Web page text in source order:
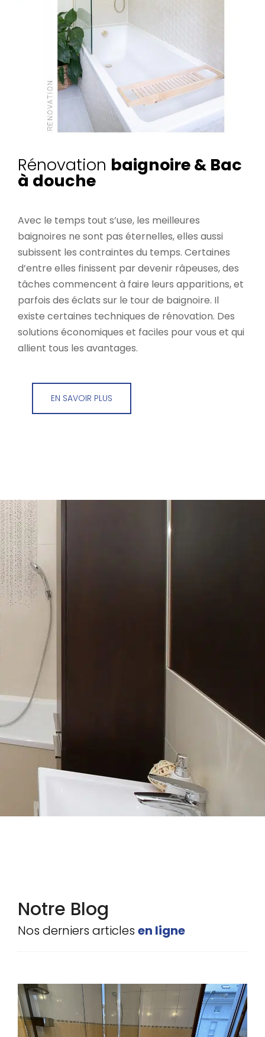
Rénovation baignoire & Bac
à douche
Avec le temps tout s’use, les meilleures
baignoires ne sont pas éternelles, elles aussi
subissent les contraintes du temps. Certaines
d’entre elles finissent par devenir râpeuses, des
tâches commencent à faire leurs apparitions, et
parfois des éclats sur le tour de baignoire. Il
existe certaines techniques de rénovation. Des
solutions économiques et faciles pour vous et qui
allient tous les avantages.
EN SAVOIR PLUS
Notre Blog
Nos derniers articles en ligne